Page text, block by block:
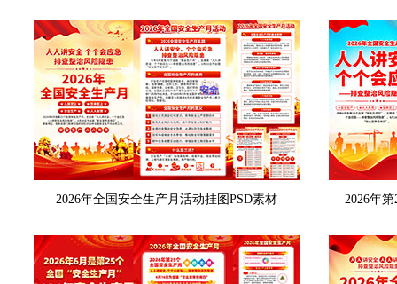
2026年全国安全生产月活动挂图PSD素材 2026年